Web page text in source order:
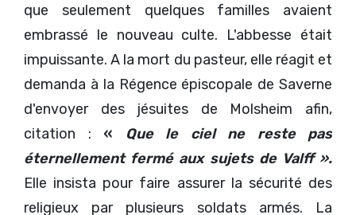
que seulement quelques familles avaient
embrassé le nouveau culte. L'abbesse était
impuissante. A la mort du pasteur, elle réagit et
demanda à la Régence épiscopale de Saverne
d'envoyer des jésuites de Molsheim afin,
citation : «
Que le ciel ne reste pas
éternellement fermé aux sujets de Valff ».
Elle insista pour faire assurer la sécurité des
religieux par plusieurs soldats armés. La